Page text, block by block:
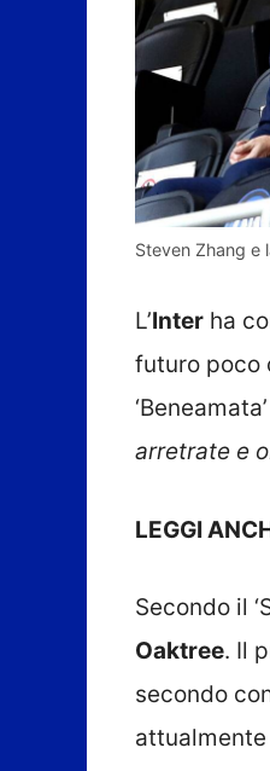
Steven Zhang e
L’Inter ha
futuro poco
arretrate e
LEGGI
Secondo il
Oaktree. Il
secondo